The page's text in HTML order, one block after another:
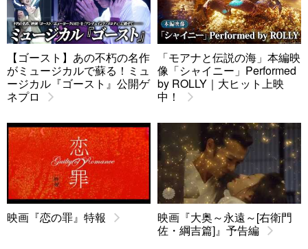
【ゴースト】あの不朽の名作
がミュージカルで蘇る！ミュ
ージカル『ゴースト』公開ゲ
ネプロ
「モアナと伝説の海」本編映
像「シャイニー」Performed
by ROLLY｜大ヒット上映
中！
映画『恋の罪』特報
映画『大奥～永遠～[右衛門
佐・綱吉篇]』予告編